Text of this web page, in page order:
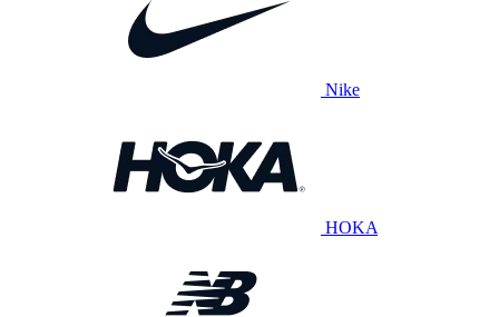
Nike
HOKA